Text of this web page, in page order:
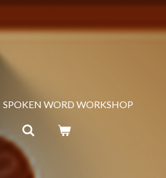
SPOKEN WORD WORKSHOP